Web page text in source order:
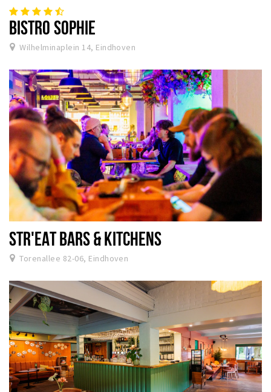
BISTRO SOPHIE
Wilhelminaplein 14, Eindhoven
STR'EAT BARS & KITCHENS
Torenallee 82-06, Eindhoven